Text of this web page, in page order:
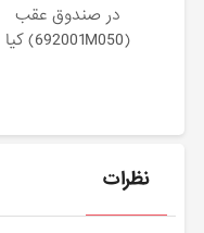
در صندوق عقب
(692001M050) کیا
نظرات